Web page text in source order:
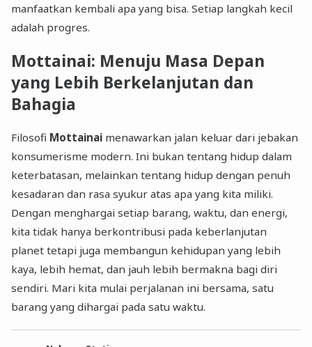
manfaatkan kembali apa yang bisa. Setiap langkah kecil
adalah progres.
Mottainai: Menuju Masa Depan
yang Lebih Berkelanjutan dan
Bahagia
Filosofi Mottainai menawarkan jalan keluar dari jebakan
konsumerisme modern. Ini bukan tentang hidup dalam
keterbatasan, melainkan tentang hidup dengan penuh
kesadaran dan rasa syukur atas apa yang kita miliki.
Dengan menghargai setiap barang, waktu, dan energi,
kita tidak hanya berkontribusi pada keberlanjutan
planet tetapi juga membangun kehidupan yang lebih
kaya, lebih hemat, dan jauh lebih bermakna bagi diri
sendiri. Mari kita mulai perjalanan ini bersama, satu
barang yang dihargai pada satu waktu.